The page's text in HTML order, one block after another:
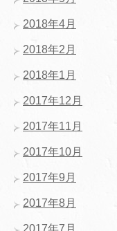
2018年4月
2018年2月
2018年1月
2017年12月
2017年11月
2017年10月
2017年9月
2017年8月